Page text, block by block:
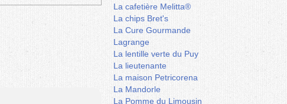
La cafetière Melitta®
La chips Bret's
La Cure Gourmande
Lagrange
La lentille verte du Puy
La lieutenante
La maison Petricorena
La Mandorle
La Pomme du Limousin